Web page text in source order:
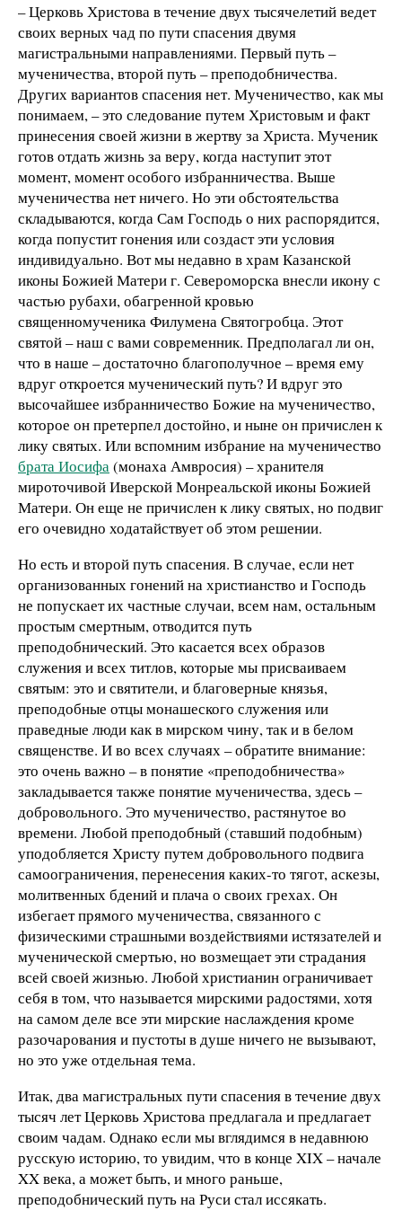
– Церковь Христова в течение двух тысячелетий ведет
своих верных чад по пути спасения двумя
магистральными направлениями. Первый путь –
мученичества, второй путь – преподобничества.
Других вариантов спасения нет. Мученичество, как мы
понимаем, – это следование путем Христовым и факт
принесения своей жизни в жертву за Христа. Мученик
готов отдать жизнь за веру, когда наступит этот
момент, момент особого избранничества. Выше
мученичества нет ничего. Но эти обстоятельства
складываются, когда Сам Господь о них распорядится,
когда попустит гонения или создаст эти условия
индивидуально. Вот мы недавно в храм Казанской
иконы Божией Матери г. Североморска внесли икону с
частью рубахи, обагренной кровью
священномученика Филумена Святогробца. Этот
святой – наш с вами современник. Предполагал ли он,
что в наше – достаточно благополучное – время ему
вдруг откроется мученический путь? И вдруг это
высочайшее избранничество Божие на мученичество,
которое он претерпел достойно, и ныне он причислен к
лику святых. Или вспомним избрание на мученичество
брата Иосифа(монаха Амвросия) – хранителя
мироточивой Иверской Монреальской иконы Божией
Матери. Он еще не причислен к лику святых, но подвиг
его очевидно ходатайствует об этом решении.
Но есть и второй путь спасения. В случае, если нет
организованных гонений на христианство и Господь
не попускает их частные случаи, всем нам, остальным
простым смертным, отводится путь
преподобнический. Это касается всех образов
служения и всех титлов, которые мы присваиваем
святым: это и святители, и благоверные князья,
преподобные отцы монашеского служения или
праведные люди как в мирском чину, так и в белом
священстве. И во всех случаях – обратите внимание:
это очень важно – в понятие «преподобничества»
закладывается также понятие мученичества, здесь –
добровольного. Это мученичество, растянутое во
времени. Любой преподобный (ставший подобным)
уподобляется Христу путем добровольного подвига
самоограничения, перенесения каких-то тягот, аскезы,
молитвенных бдений и плача о своих грехах. Он
избегает прямого мученичества, связанного с
физическими страшными воздействиями истязателей и
мученической смертью, но возмещает эти страдания
всей своей жизнью. Любой христианин ограничивает
себя в том, что называется мирскими радостями, хотя
на самом деле все эти мирские наслаждения кроме
разочарования и пустоты в душе ничего не вызывают,
но это уже отдельная тема.
Итак, два магистральных пути спасения в течение двух
тысяч лет Церковь Христова предлагала и предлагает
своим чадам. Однако если мы вглядимся в недавнюю
русскую историю, то увидим, что в конце XIX – начале
XX века, а может быть, и много раньше,
преподобнический путь на Руси стал иссякать.